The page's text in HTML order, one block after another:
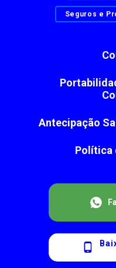
Antecipação
Política
Seguros e